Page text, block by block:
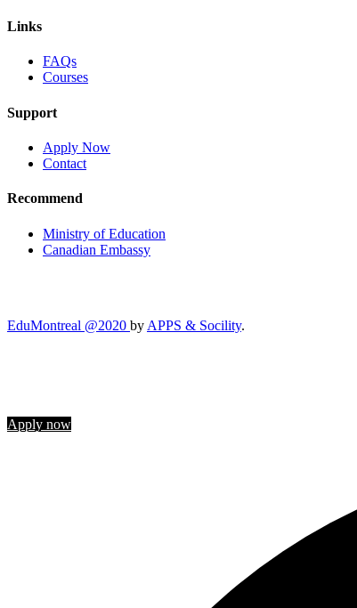
Links
FAQs
Courses
Support
Apply Now
Contact
Recommend
Ministry of Education
Canadian Embassy
EduMontreal @2020 by APPS & Socility.
Apply now